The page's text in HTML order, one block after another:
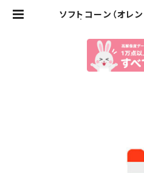
ソフトコーン（オレ